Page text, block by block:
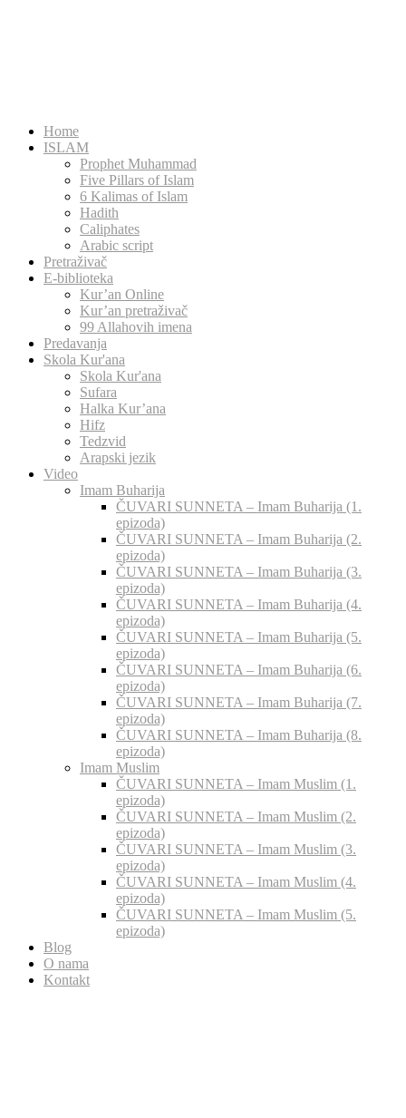
Home
ISLAM
Prophet Muhammad
Five Pillars of Islam
6 Kalimas of Islam
Hadith
Caliphates
Arabic script
Pretraživač
E-biblioteka
Kur’an Online
Kur’an pretraživač
99 Allahovih imena
Predavanja
Skola Kur'ana
Skola Kur'ana
Sufara
Halka Kur’ana
Hifz
Tedzvid
Arapski jezik
Video
Imam Buharija
ČUVARI SUNNETA – Imam Buharija (1.
epizoda)
ČUVARI SUNNETA – Imam Buharija (2.
epizoda)
ČUVARI SUNNETA – Imam Buharija (3.
epizoda)
ČUVARI SUNNETA – Imam Buharija (4.
epizoda)
ČUVARI SUNNETA – Imam Buharija (5.
epizoda)
ČUVARI SUNNETA – Imam Buharija (6.
epizoda)
ČUVARI SUNNETA – Imam Buharija (7.
epizoda)
ČUVARI SUNNETA – Imam Buharija (8.
epizoda)
Imam Muslim
ČUVARI SUNNETA – Imam Muslim (1.
epizoda)
ČUVARI SUNNETA – Imam Muslim (2.
epizoda)
ČUVARI SUNNETA – Imam Muslim (3.
epizoda)
ČUVARI SUNNETA – Imam Muslim (4.
epizoda)
ČUVARI SUNNETA – Imam Muslim (5.
epizoda)
Blog
O nama
Kontakt